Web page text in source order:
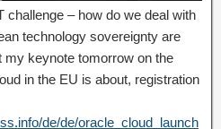
challenge – how do we deal with
technology sovereignty are
my keynote tomorrow on the
in the EU is about, registration
de/de/oracle_cloud_launch